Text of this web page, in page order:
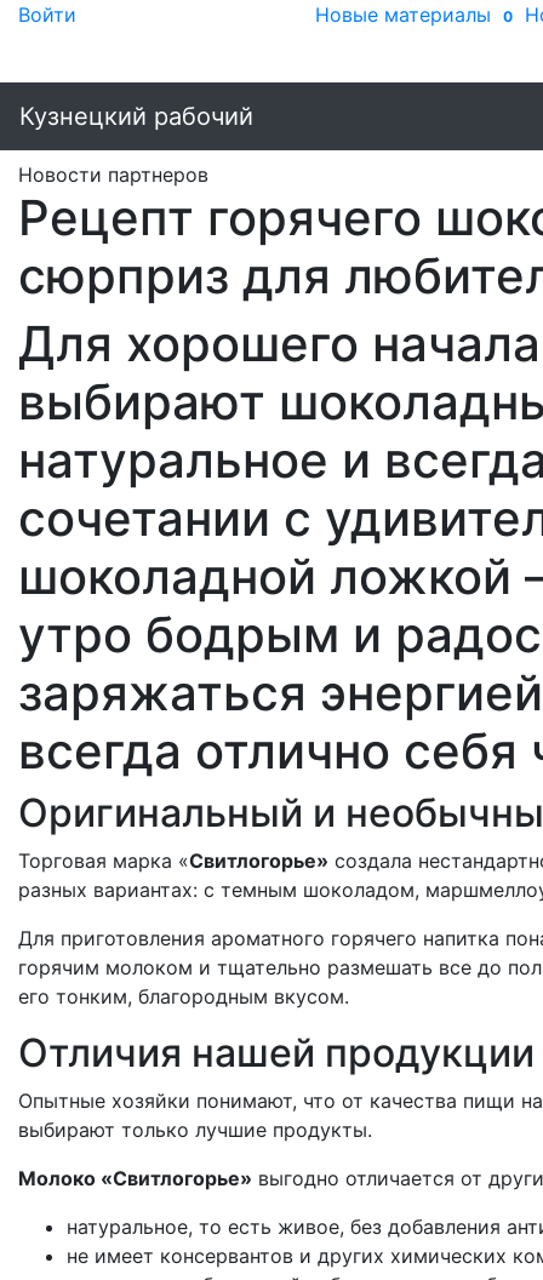
Войти Новые материалы 0
Кузнецкий рабочий
Новости партнеров
Рецепт горячего
сюрприз для
Для хорошего
выбирают
натуральное и
сочетании с
шоколадной ложкой
утро бодрым и
заряжаться
всегда отлично себя
Оригинальный и
Торговая марка «Свитлогорье» создала
разных вариантах: с темным шоколадом,
Для приготовления ароматного горячего напитка
горячим молоком и тщательно размешать все до
его тонким, благородным вкусом.
Отличия нашей продукции
Опытные хозяйки понимают, что от качества пищи
выбирают только лучшие продукты.
Молоко «Свитлогорье» выгодно отличается от
натуральное, то есть живое, без добавления
не имеет консервантов и других химических